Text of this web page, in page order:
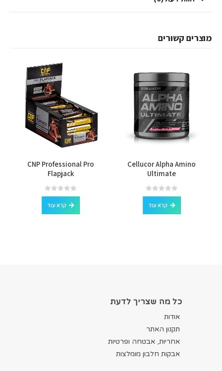
מוצרים קשורים
Cellucor Alpha Amino
Ultimate
0
out of 5
קרא עוד
CNP Professional Pro
Flapjack
0
out of 5
קרא עוד
כל מה שצריך לדעת
אודות
תקנון האתר
אחריות, אבטחה ופרטיות
אבקות חלבון מומלצות